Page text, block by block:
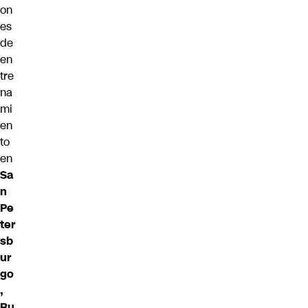
on
es
de
en
tre
na
mi
en
to
en
Sa
n
Pe
ter
sb
ur
go
,